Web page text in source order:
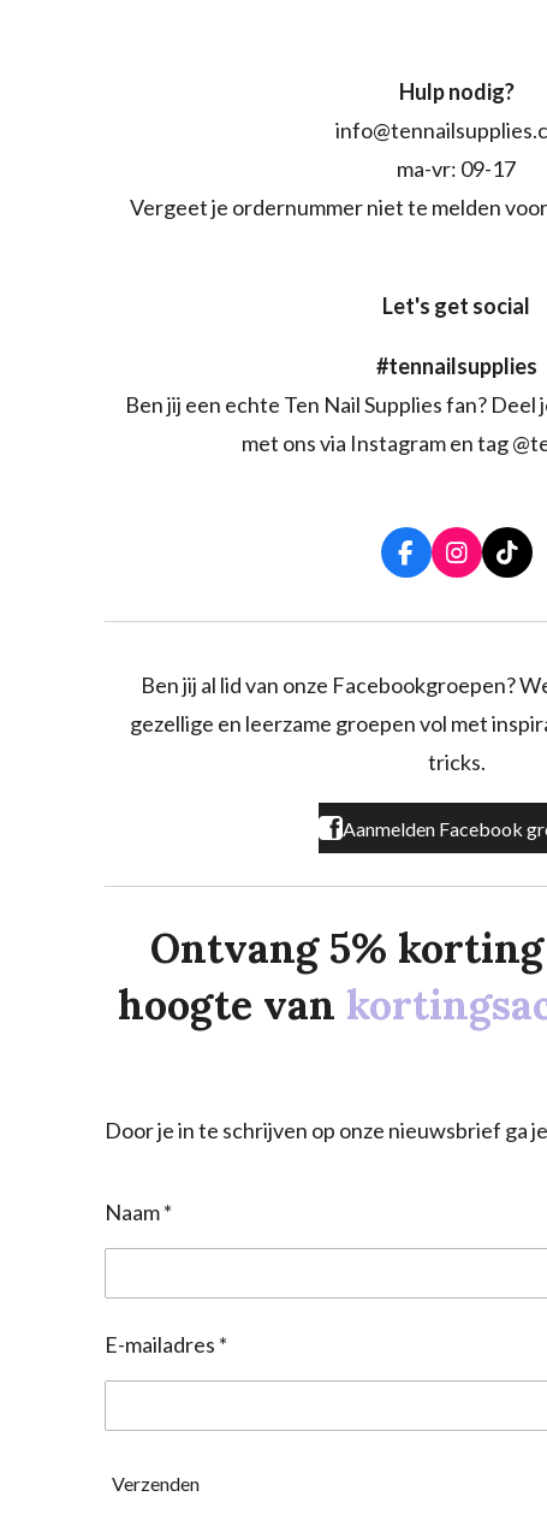
Hulp nodig?
ma-vr: 09-17
Vergeet je ordernummer niet te melden
Let's get social
#tennailsupplies
Ben jij een echte Ten Nail Supplies fan?
met ons via Instagram en tag
F
a
o
k
I
n
r
a
T
i
k
Ben jij al lid van onze Facebookgroepen?
gezellige en leerzame groepen vol met
tricks.
Aanmelden Facebook
Ontvang 5%
hoogte van
Door je in te schrijven op onze nieuwsbrief ga
Naam *
E-mailadres *
Verzenden